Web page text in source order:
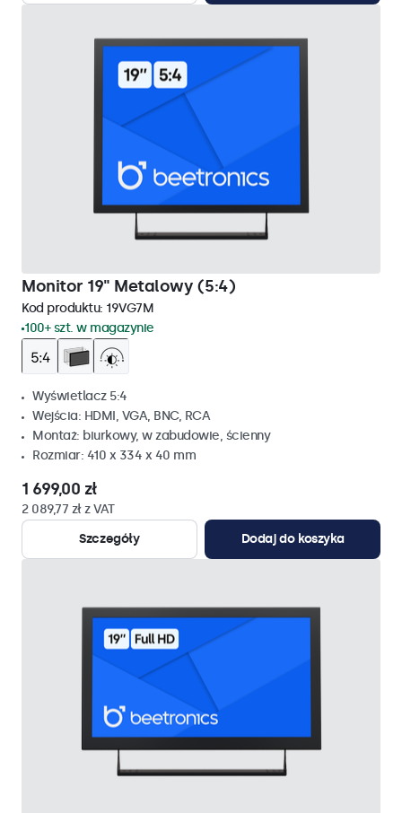
Monitor 19" Metalowy (5:4)
Kod produktu: 19VG7M
100+ szt. w magazynie
Wyświetlacz 5:4
Wejścia: HDMI, VGA, BNC, RCA
Montaż: biurkowy, w zabudowie, ścienny
Rozmiar: 410 x 334 x 40 mm
1 699,00 zł
2 089,77 zł z VAT
Szczegóły
Dodaj do koszyka